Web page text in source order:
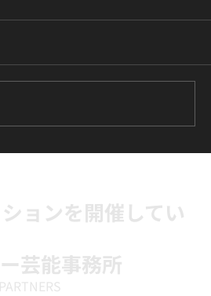
ョンを開催してい
芸能事務所